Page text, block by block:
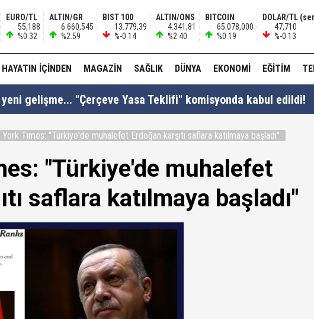
EURO/TL
55,188
%0.32
ALTIN/GR
6.660,545
%2.59
BIST 100
13.779,39
%-0.14
ALTIN/ONS
4.341,81
%2.40
BITCOIN
65.078,000
%0.19
DOLAR/TL
47,710
%-0.13
HAYATIN İÇINDEN MAGAZIN SAĞLIK DÜNYA EKONOMI EĞITIM
gelişme... "Çerçeve Yasa Teklifi" komisyonda kabul edildi!
Atik: "Bakan Gürlek 'Demirtaş'ın düzenlemeden
milletvekilleriyle tartıştı: "'Beni siz ihbar ettiniz' diyerek
Times: "Türkiye'de muhalefet Erdoğan karşıtı saflara katılmaya başladı"
"Türkiye'de muhalefet
saflara katılmaya başladı"